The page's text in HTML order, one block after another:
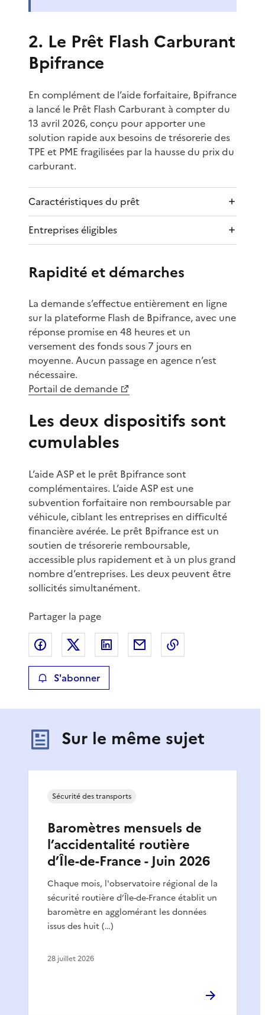
2. Le Prêt Flash Carburant
Bpifrance
En complément de l’aide forfaitaire, Bpifrance
a lancé le Prêt Flash Carburant à compter du
13 avril 2026, conçu pour apporter une
solution rapide aux besoins de trésorerie des
TPE et PME fragilisées par la hausse du prix du
carburant.
Caractéristiques du prêt
Entreprises éligibles
Rapidité et démarches
La demande s’effectue entièrement en ligne
sur la plateforme Flash de Bpifrance, avec une
réponse promise en 48 heures et un
versement des fonds sous 7 jours en
moyenne. Aucun passage en agence n’est
nécessaire.
Portail de demande
Les deux dispositifs sont
cumulables
L’aide ASP et le prêt Bpifrance sont
complémentaires. L’aide ASP est une
subvention forfaitaire non remboursable par
véhicule, ciblant les entreprises en difficulté
financière avérée. Le prêt Bpifrance est un
soutien de trésorerie remboursable,
accessible plus rapidement et à un plus grand
nombre d’entreprises. Les deux peuvent être
sollicités simultanément.
Partager la page
Partager sur Facebook
Partager sur XPartager sur LinkedIn
Partager par email
S'abonner
Sur le même sujet
Baromètres mensuels de
l’accidentalité routière
d’Île-de-France - Juin 2026
Chaque mois, l'observatoire régional de la
sécurité routière d’Île-de-France établit un
baromètre en agglomérant les données
issus des huit (…)
Sécurité des transports
28 juillet 2026